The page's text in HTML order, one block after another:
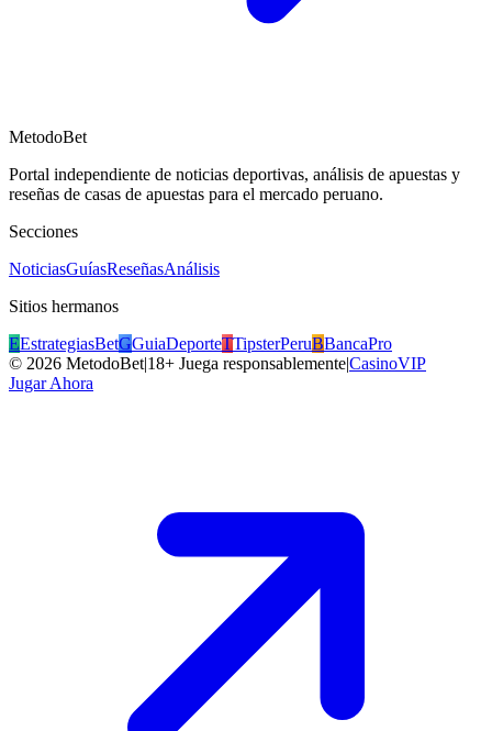
MetodoBet
Portal independiente de noticias deportivas, análisis de apuestas y
reseñas de casas de apuestas para el mercado peruano.
Secciones
NoticiasGuíasReseñasAnálisis
Sitios hermanos
EEstrategiasBetGGuiaDeporteTTipsterPeruBBancaPro
© 2026 MetodoBet|18+ Juega responsablemente|CasinoVIP
Jugar Ahora